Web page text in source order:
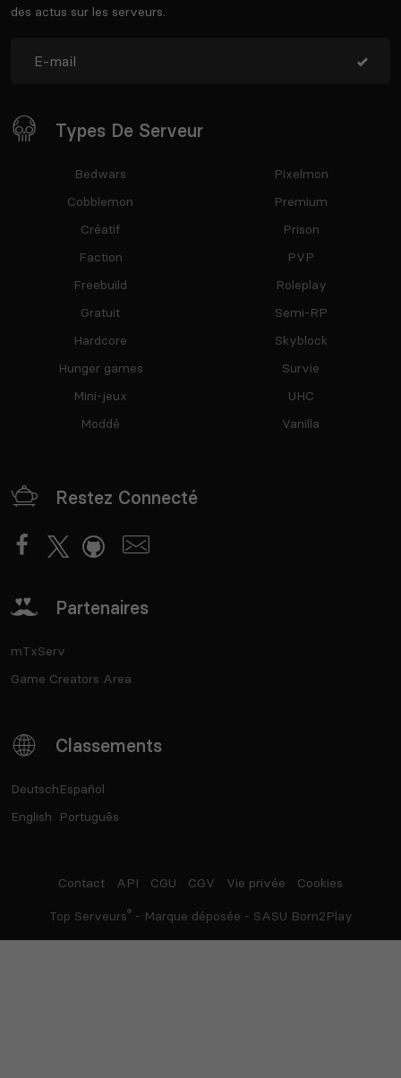
des actus sur les serveurs.
Types De Serveur
Bedwars
Cobblemon
Créatif
Faction
Freebuild
Gratuit
Hardcore
Hunger games
Mini-jeux
Moddé
Pixelmon
Premium
Prison
PVP
Roleplay
Semi-RP
Skyblock
Survie
UHC
Vanilla
Restez Connecté
Partenaires
mTxServ
Game Creators Area
Classements
Deutsch
English
Español
Português
Contact API CGU CGV Vie privée Cookies
Top Serveurs®- Marque déposée - SASU Born2Play